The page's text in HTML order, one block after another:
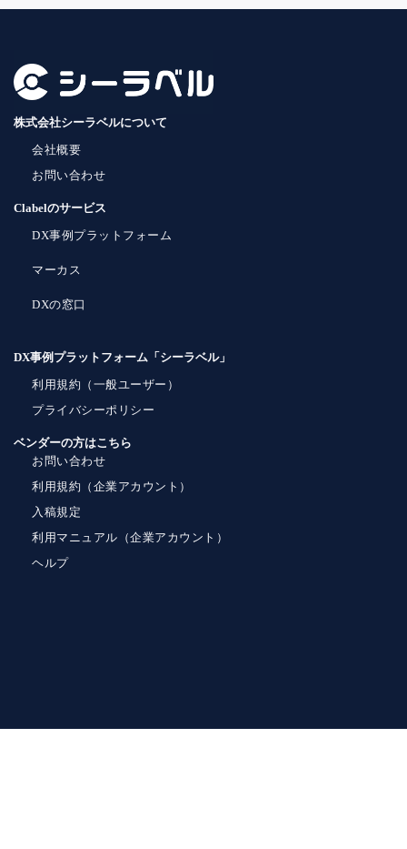
株式会社シーラベルについて
会社概要
お問い合わせ
Clabelのサービス
DX事例プラットフォーム
マーカス
DXの窓口
DX事例プラットフォーム「シーラベル」
利用規約（一般ユーザー）
プライバシーポリシー
ベンダーの方はこちら
お問い合わせ
利用規約（企業アカウント）
入稿規定
利用マニュアル（企業アカウント）
ヘルプ